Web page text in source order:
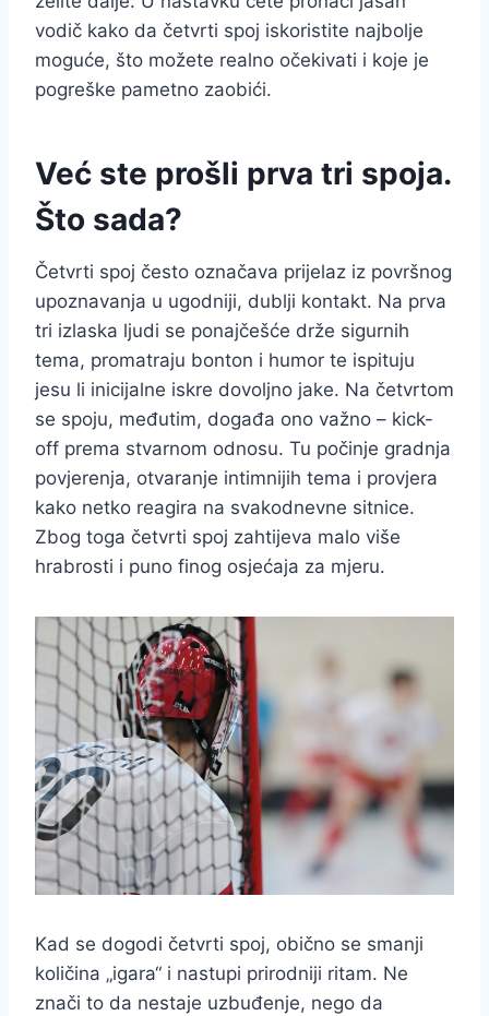
vodič kako da četvrti spoj iskoristite najbolje
moguće, što možete realno očekivati i koje je
pogreške pametno zaobići.
Već ste prošli prva tri spoja.
Što sada?
Četvrti spoj često označava prijelaz iz površnog
upoznavanja u ugodniji, dublji kontakt. Na prva
tri izlaska ljudi se ponajčešće drže sigurnih
tema, promatraju bonton i humor te ispituju
jesu li inicijalne iskre dovoljno jake. Na četvrtom
se spoju, međutim, događa ono važno – kick-
off prema stvarnom odnosu. Tu počinje gradnja
povjerenja, otvaranje intimnijih tema i provjera
kako netko reagira na svakodnevne sitnice.
Zbog toga četvrti spoj zahtijeva malo više
hrabrosti i puno finog osjećaja za mjeru.
Kad se dogodi četvrti spoj, obično se smanji
količina „igara“ i nastupi prirodniji ritam. Ne
znači to da nestaje uzbuđenje, nego da